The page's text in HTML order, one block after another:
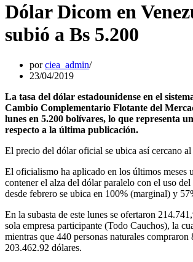
Dólar Dicom en
subió a Bs 5.200
porciea_admin
23/04/2019
La tasa del dólar estadounidense en el
Cambio Complementario Flotante del
lunes en 5.200 bolívares, lo que representa
respecto a la última publicación.
El precio del dólar oficial se ubica así cercano
El oficialismo ha aplicado en los últimos meses
contener el alza del dólar paralelo con el uso
desde febrero se ubica en 100% (marginal) y
En la subasta de este lunes se ofertaron
sola empresa participante (Todo Cauchos), la
mientras que 440 personas naturales
203.462.92 dólares.